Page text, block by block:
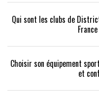
Qui sont les clubs de
Choisir son équipement
et